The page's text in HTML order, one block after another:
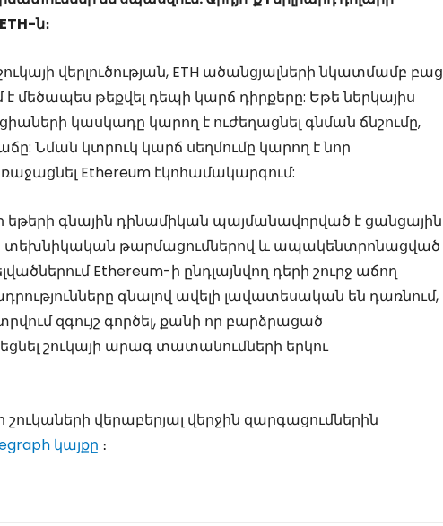
ն։
վերլուծության, ETH ածանցյալների նկատմամբ բաց
է մեծապես թեքվել դեպի կարճ դիրքերը: Եթե ներկայիս
կասկադը կարող է ուժեղացնել գնման ճնշումը,
Նման կտրուկ կարճ սեղմումը կարող է նոր
Ethereum էկոհամակարգում:
եթերի գնային դինամիկան պայմանավորված է ցանցային
տեխնիկական թարմացումներով և ապակենտրոնացված
Ethereum-ի ընդլայնվող դերի շուրջ աճող
գնալով ավելի լավատեսական են դառնում,
զգույշ գործել, քանի որ բարձրացած
շուկայի արագ տատանումների երկու
վերաբերյալ վերջին զարգացումներին
կայքը ։